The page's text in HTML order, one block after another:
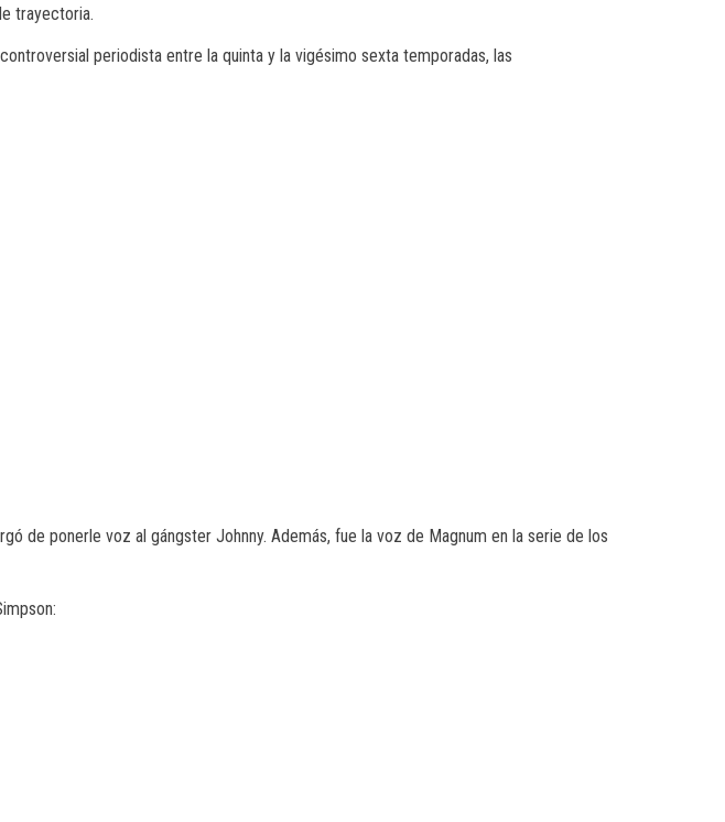
trayectoria.
periodista entre la quinta y la vigésimo sexta temporadas, las
de ponerle voz al gángster Johnny. Además, fue la voz de Magnum en la serie de los